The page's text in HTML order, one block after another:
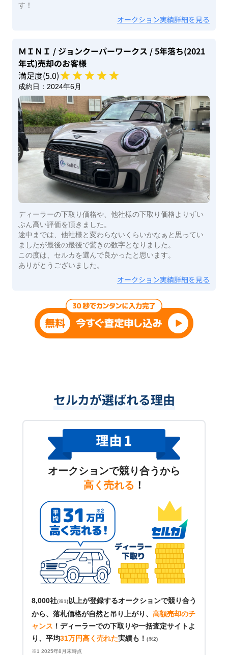
す！
オークション実績詳細を見る
ＭＩＮＩ / ジョンクーパーワークス / 5年落ち(2021
年式)売却のお客様
満足度(5.0)
成約日： 2024年6月
ディーラーの下取り価格や、他社様の下取り価格よりずい
ぶん高い評価を頂きました。
途中までは、他社様と変わらないくらいかなぁと思ってい
ましたが最後の最後で驚きの数字となりました。
この度は、セルカを選んで良かったと思います。
ありがとうございました。
オークション実績詳細を見る
セルカが選ばれる理由
オークションで競り合うから
高く売れる ！
8,000社(※1) 以上が登録するオークションで競り合う
から、落札価格が自然と吊り上がり、 高額売却のチ
ャンス ！ ディーラーでの下取りや一括査定サイトよ
り、平均31万円高く売れた実績も！ (※2)
※1 2025年8月末時点